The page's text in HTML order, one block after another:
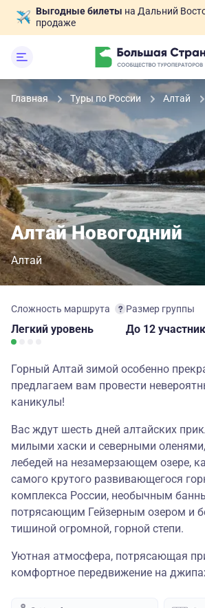
Выгодные билеты на Дальний
продаже
Главная Туры по России Алтай
Алтай Новогодний
Алтай
Сложность маршрута
Легкий уровень
Размер группы
до 12
Горный Алтай зимой особенно
предлагаем вам провести
каникулы!
Вас ждут шесть дней алтайских
милыми хаски и северными
лебедей на незамерзающем озере,
самого крутого развивающегося
комплекса России, необычным
потрясающим Гейзерным озером и
тишиной огромной, горной степи.
Уютная атмосфера, потрясающая
комфортное передвижение на